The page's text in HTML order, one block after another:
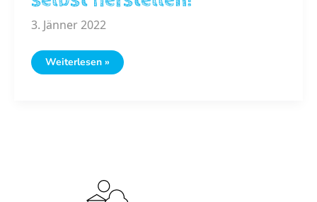
3. Jänner 2022
Nachhaltige
Weihnachtsverpackung
Weiterlesen »